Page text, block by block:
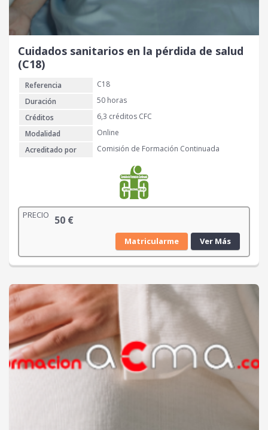
Cuidados sanitarios en la pérdida de salud
(C18)
Referencia
C18
Duración
50 horas
Créditos
6,3 créditos CFC
Modalidad
Online
Acreditado por
Comisión de Formación Continuada
PRECIO 50 €
Matricularme Ver Más